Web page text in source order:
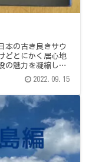
本の古き良きサウ
どとにかく居心地
の魅力を凝縮した
2022.09.15